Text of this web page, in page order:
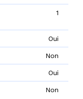
1
Oui
Non
Oui
Non